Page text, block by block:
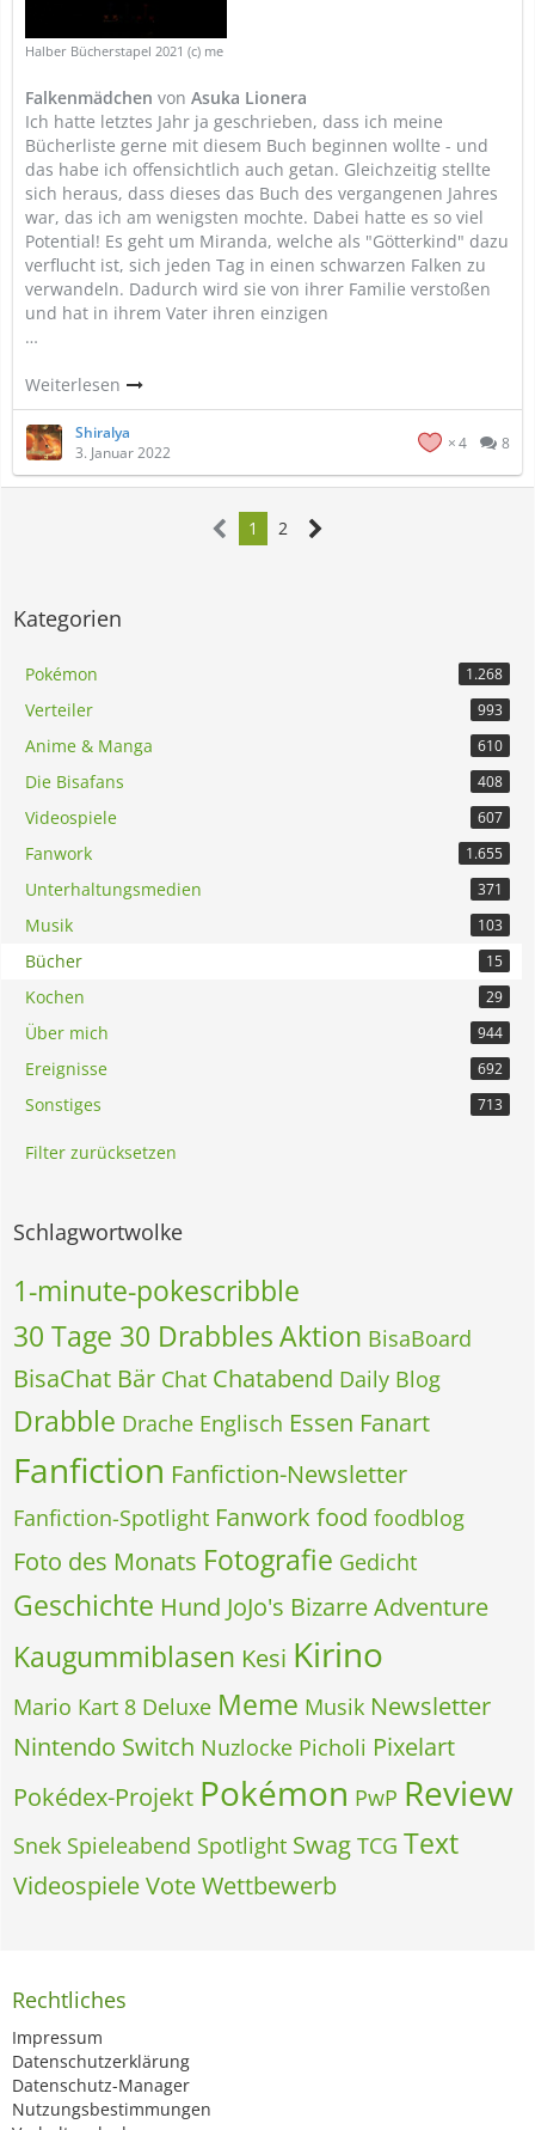
Halber Bücherstapel 2021 (c) me
Falkenmädchen von Asuka Lionera
Ich hatte letztes Jahr ja geschrieben, dass ich meine
Bücherliste gerne mit diesem Buch beginnen wollte - und
das habe ich offensichtlich auch getan. Gleichzeitig stellte
sich heraus, dass dieses das Buch des vergangenen Jahres
war, das ich am wenigsten mochte. Dabei hatte es so viel
Potential! Es geht um Miranda, welche als "Götterkind" dazu
verflucht ist, sich jeden Tag in einen schwarzen Falken zu
verwandeln. Dadurch wird sie von ihrer Familie verstoßen
und hat in ihrem Vater ihren einzigen
…
Weiterlesen
Shiralya
3. Januar 2022
4 8
1 2
Kategorien
Pokémon 1.268
Verteiler 993
Anime & Manga 610
Die Bisafans 408
Videospiele 607
Fanwork 1.655
Unterhaltungsmedien 371
Musik 103
Bücher 15
Kochen 29
Über mich 944
Ereignisse 692
Sonstiges 713
Filter zurücksetzen
Schlagwortwolke
1-minute-pokescribble
30 Tage 30 DrabblesAktion BisaBoard
BisaChat Bär Chat Chatabend Daily Blog
Drabble Drache Englisch Essen Fanart
Fanfiction Fanfiction-Newsletter
Fanfiction-Spotlight Fanwork food foodblog
Foto des Monats Fotografie Gedicht
Geschichte Hund JoJo's Bizarre Adventure
Kaugummiblasen Kesi Kirino
Mario Kart 8 Deluxe Meme Musik Newsletter
Nintendo Switch Nuzlocke Picholi Pixelart
Pokédex-Projekt Pokémon PwP Review
Snek Spieleabend Spotlight Swag TCG Text
VideospieleVoteWettbewerb
Rechtliches
Impressum
Datenschutzerklärung
Datenschutz-Manager
Nutzungsbestimmungen